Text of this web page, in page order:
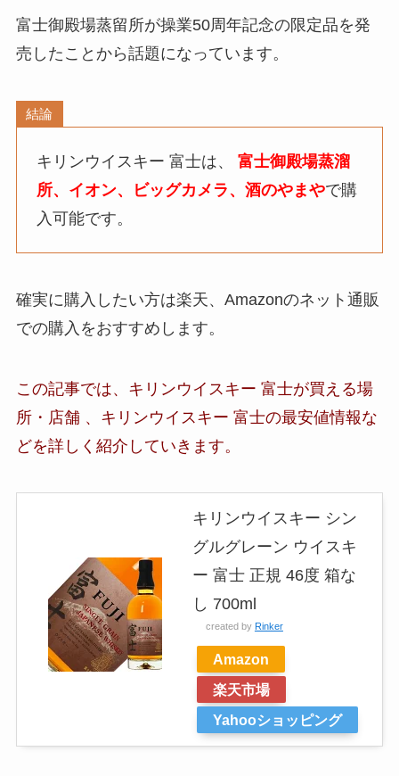
富士御殿場蒸留所が操業50周年記念の限定品を発
売したことから話題になっています。
結論
キリンウイスキー 富士は、富士御殿場蒸溜
所、イオン、ビッグカメラ、酒のやまやで購
入可能です。
確実に購入したい方は楽天、Amazonのネット通販
での購入をおすすめします。
この記事では、 キリンウイスキー 富士が買える場
所・店舗 、 キリンウイスキー 富士の最安値情報な
どを詳しく紹介していきます。
キリンウイスキー シン
グルグレーン ウイスキ
ー 富士 正規 46度 箱な
し 700ml
created by Rinker
Amazon
楽天市場
Yahooショッピング